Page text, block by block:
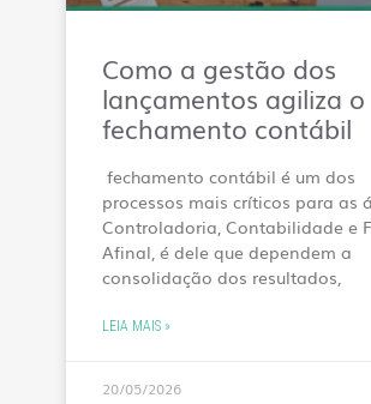
Como a gestão dos
lançamentos agiliza o
fechamento contábil
fechamento contábil é um dos
processos mais críticos para as
Controladoria, Contabilidade e
Afinal, é dele que dependem a
consolidação dos resultados,
LEIA MAIS »
20/05/2026